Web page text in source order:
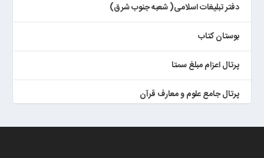
دفتر تبلیغات اسلامی( شعبه جنوب شرق)
بوستان کتاب
پرتال اعزام مبلغ سمتا
پرتال جامع علوم و معارف قرآن
کتابخان همراه پژوهان